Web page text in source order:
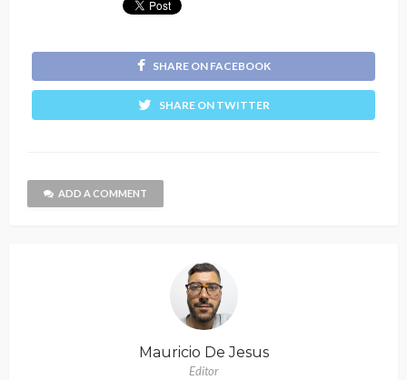
SHARE ON FACEBOOK
SHARE ON TWITTER
ADD A COMMENT
Mauricio De Jesus
Editor